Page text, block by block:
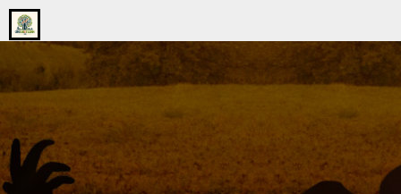
Go
to
home
page
onsgrotegezin.nl